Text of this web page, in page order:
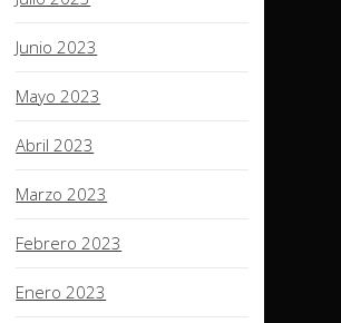
Junio 2023
Mayo 2023
Abril 2023
Marzo 2023
Febrero 2023
Enero 2023